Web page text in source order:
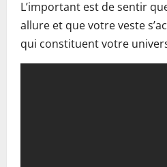
L’important est de sentir
allure et que votre veste
qui constituent votre